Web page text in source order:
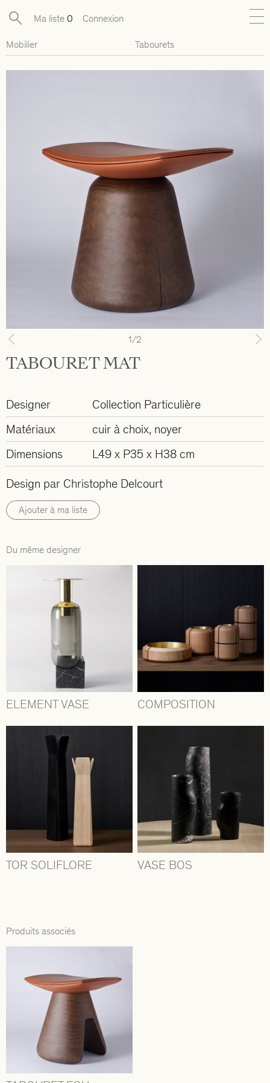
Nouveautés
Pièces disponibles
Designers
Contact
Mobilier Tabourets
Previous 1/2
TABOURET MAT
Designer
Collection Particulière
Matériaux
cuir à choix, noyer
Dimensions
L49 x P35 x H38 cm
Design par Christophe Delcourt
Ajouter à ma liste
Du même designer
ELEMENT VASE COMPOSITION
TOR SOLIFLORE VASE BOS
Produits associés
Ma liste 0 Connexion